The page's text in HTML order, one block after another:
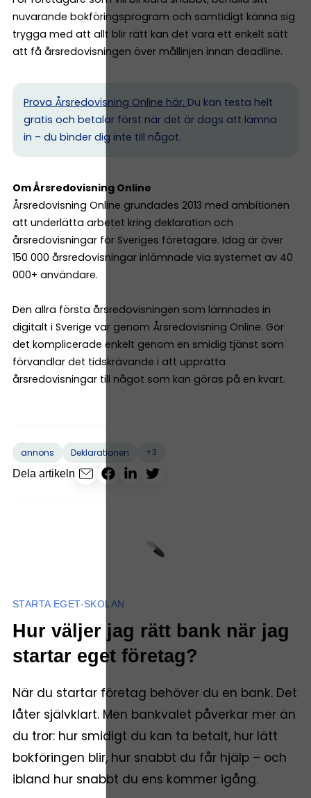
nuvarande bokföringsprogram och samtidigt känna sig
trygga med att allt blir rätt kan det vara ett enkelt sätt
att få årsredovisningen över mållinjen innan deadline.
Prova Årsredovisning Online här. Du kan testa helt
gratis och betalar först när det är dags att lämna
in – du binder dig inte till något.
Om Årsredovisning Online
Årsredovisning Online grundades 2013 med ambitionen
att underlätta arbetet kring deklaration och
årsredovisningar för Sveriges företagare. Idag är över
150 000 årsredovisningar inlämnade via systemet av 40
000+ användare.
Den allra första årsredovisningen som lämnades in
digitalt i Sverige var genom Årsredovisning Online. Gör
det komplicerade enkelt genom en smidig tjänst som
förvandlar det tidskrävande i att upprätta
årsredovisningar till något som kan göras på en kvart.
annons Deklarationen
+3
Dela artikeln
STARTA EGET-SKOLAN
Hur väljer jag rätt bank när jag
startar eget företag?
När du startar företag behöver du en bank. Det
låter självklart. Men bankvalet påverkar mer än
du tror: hur smidigt du kan ta betalt, hur lätt
bokföringen blir, hur snabbt du får hjälp – och
ibland hur snabbt du ens kommer igång.